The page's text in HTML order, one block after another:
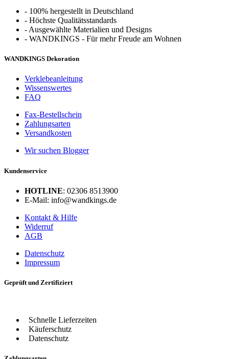
- 100% hergestellt in Deutschland
- Höchste Qualitätsstandards
- Ausgewählte Materialien und Designs
- WANDKINGS - Für mehr Freude am Wohnen
WANDKINGS Dekoration
Verklebeanleitung
Wissenswertes
FAQ
Fax-Bestellschein
Zahlungsarten
Versandkosten
Wir suchen Blogger
Kundenservice
HOTLINE: 02306 8513900
E-Mail: info@wandkings.de
Kontakt & Hilfe
Widerruf
AGB
Datenschutz
Impressum
Geprüft und Zertifiziert
Schnelle Lieferzeiten
Käuferschutz
Datenschutz